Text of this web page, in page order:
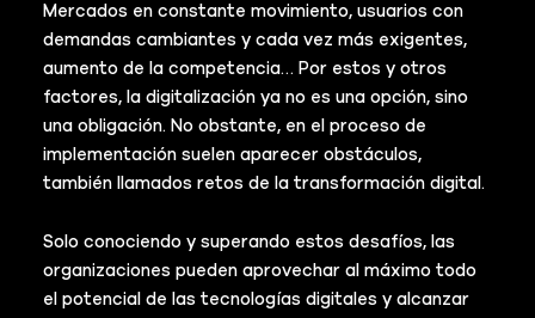
Mercados en constante movimiento, usuarios con
demandas cambiantes y cada vez más exigentes,
aumento de la competencia… Por estos y otros
factores, la digitalización ya no es una opción, sino
una obligación. No obstante, en el proceso de
implementación suelen aparecer obstáculos,
también llamados retos de la transformación digital.
Solo conociendo y superando estos desafíos, las
organizaciones pueden aprovechar al máximo todo
el potencial de las tecnologías digitales y alcanzar